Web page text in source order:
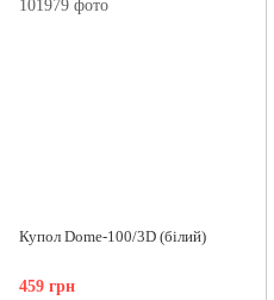
Купол Dome-100/3D (білий)
459 грн